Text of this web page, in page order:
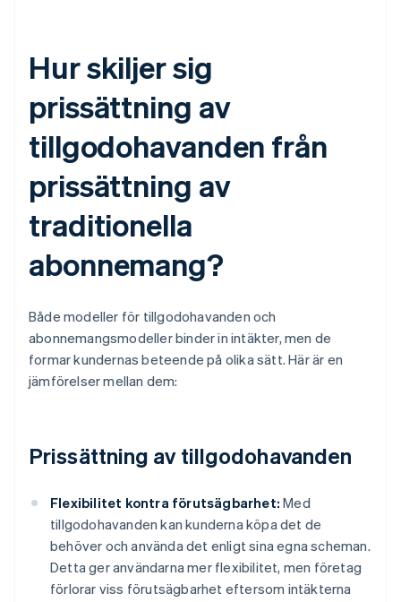
Hur skiljer sig
prissättning av
tillgodohavanden från
prissättning av
traditionella
abonnemang?
Både modeller för tillgodohavanden och
abonnemangsmodeller binder in intäkter, men de
formar kundernas beteende på olika sätt. Här är en
jämförelser mellan dem:
Prissättning av tillgodohavanden
Flexibilitet kontra förutsägbarhet: Med
tillgodohavanden kan kunderna köpa det de
behöver och använda det enligt sina egna scheman.
Detta ger användarna mer flexibilitet, men företag
förlorar viss förutsägbarhet eftersom intäkterna